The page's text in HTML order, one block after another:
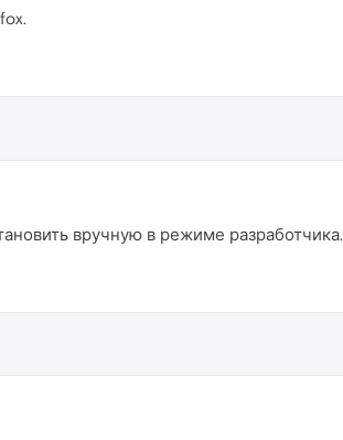
вручную в режиме разработчика.